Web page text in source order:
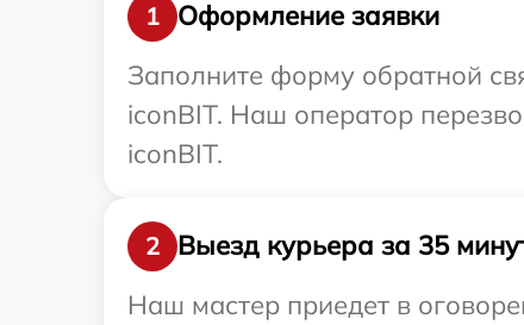
1
Оформление заявки
Заполните форму обратной
iconBIT. Наш оператор
iconBIT.
2
Выезд курьера за 35
Наш мастер приедет в